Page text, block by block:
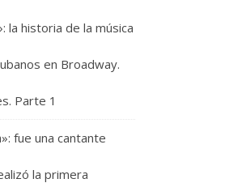
la historia de la música
en Broadway.
Parte 1
fue una cantante
la primera